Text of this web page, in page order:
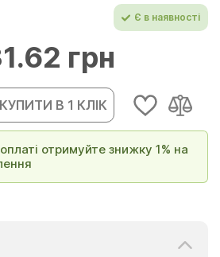
Є в наявності
грн
КУПИТИ В 1 КЛІК
отримуйте знижку 1% на